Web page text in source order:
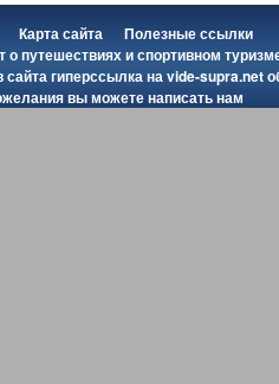
Карта сайта
Полезные ссылки
путешествиях и спортивном
гиперссылка наvide-supra.net
вы можетенаписать нам